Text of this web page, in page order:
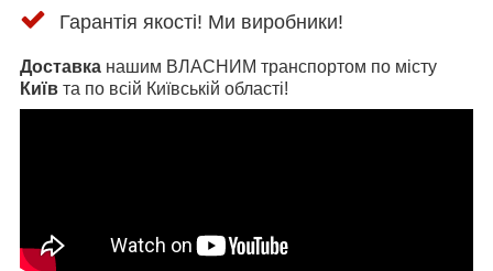
Гарантія якості! Ми виробники!
Доставка нашим ВЛАСНИМ транспортом по місту
Київ та по всій Київській області!